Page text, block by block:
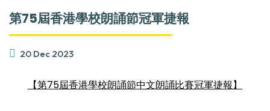
第75屆香港學校朗誦節冠軍捷報
20 Dec 2023
【第75屆香港學校朗誦節中文朗誦比賽冠軍捷報】